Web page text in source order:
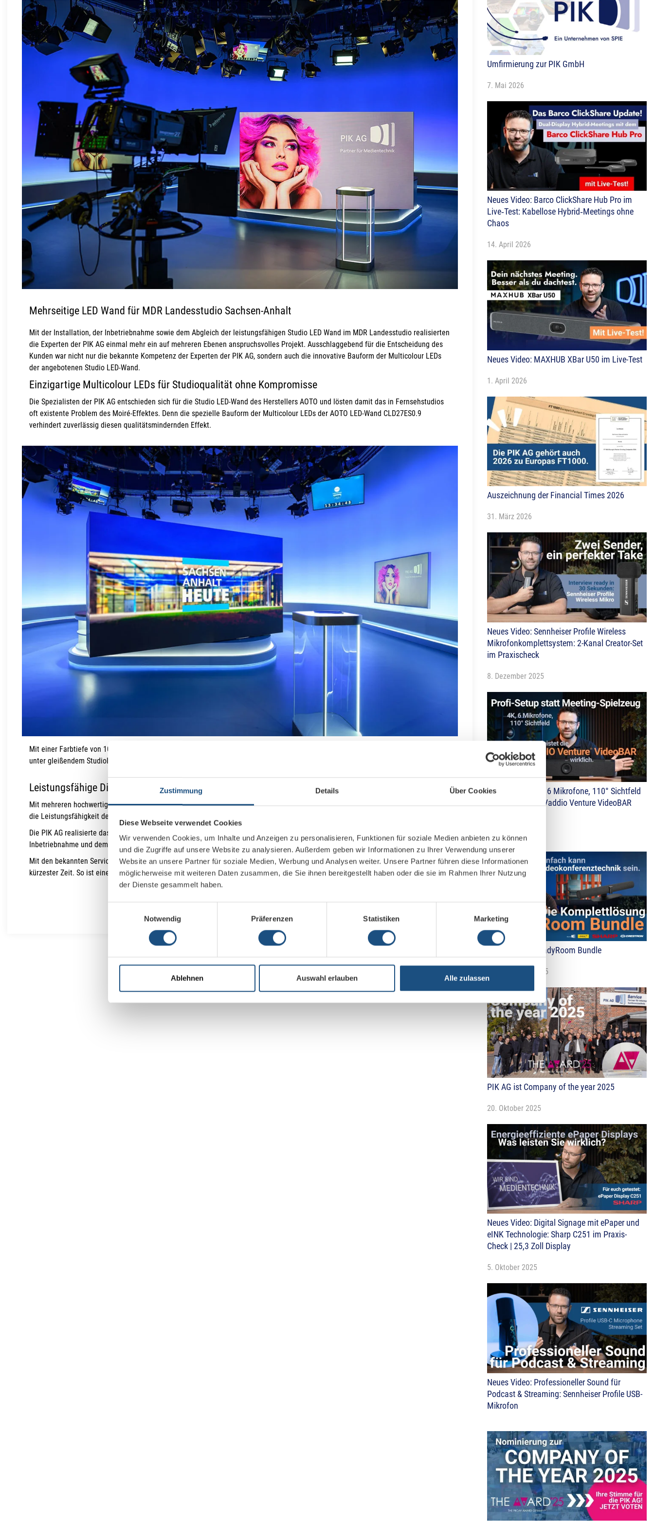
Zustimmung Details Über Cookies
Diese Webseite verwendet Cookies
Wir verwenden Cookies, um Inhalte und Anzeigen zu personalisieren, Funktionen für soziale Medien anbieten zu können
und die Zugriffe auf unsere Website zu analysieren. Außerdem geben wir Informationen zu Ihrer Verwendung unserer
Website an unsere Partner für soziale Medien, Werbung und Analysen weiter. Unsere Partner führen diese Informationen
möglicherweise mit weiteren Daten zusammen, die Sie ihnen bereitgestellt haben oder die sie im Rahmen Ihrer Nutzung
der Dienste gesammelt haben.
Notwendig
Präferenzen Statistiken Marketing
Ablehnen Auswahl erlauben Alle zulassen
All-in-One LED Wände
e-Paper Displays
Newline Interactive Displays
Samsung Displays
SMART Boards Displays
SONY Displays
21:9 Ultrawide Displays
Mehrseitige LED Wand für MDR Landesstudio Sachsen-Anhalt
Mit der Installation, der Inbetriebnahme sowie dem Abgleich der leistungsfähigen Studio LED Wand im MDR Landesstudio realisierten
die Experten der PIK AG einmal mehr ein auf mehreren Ebenen anspruchsvolles Projekt. Ausschlaggebend für die Entscheidung des
Kunden war nicht nur die bekannte Kompetenz der Experten der PIK AG, sondern auch die innovative Bauform der Multicolour LEDs
der angebotenen Studio LED-Wand.
Einzigartige Multicolour LEDs für Studioqualität ohne Kompromisse
Die Spezialisten der PIK AG entschieden sich für die Studio LED-Wand des Herstellers AOTO und lösten damit das in Fernsehstudios
oft existente Problem des Moiré-Effektes. Denn die spezielle Bauform der Multicolour LEDs der AOTO LED-Wand CLD27ES0.9
verhindert zuverlässig diesen qualitätsmindernden Effekt.
Mit einer Farbtiefe von 10Bit ist die LED-Wand nicht nur in der Lage, HDR-Bilder anzuzeigen, sondern präsentiert die Inhalte selbst
unter gleißendem Studiolicht kontrastreich und mit hoher Leuchtkraft.
Leistungsfähige Displays runden das Projekt ab
Mit mehreren hochwertigen 86″-Displays von NEC, die über HDSDI direkt aus der Regie angesteuert werden, rundeten die PIK-Experte
die Leistungsfähigkeit der bildgebenden Studioausstattung ab.
Die PIK AG realisierte das Projekt in vollem Umfang durch Eigenleistungen von der Beschaffung über die Installation bis zur
Inbetriebnahme und dem Abgleich.
Mit den bekannten Serviceleistungen lösen die Experten auch im laufenden Betrieb eventuell auftretende Probleme innerhalb
kürzester Zeit. So ist eine maximale Verfügbarkeit zuverlässig gewährleistet.
Umfirmierung zur PIK GmbH
7. Mai 2026
Neues Video: Barco ClickShare Hub Pro im
Live‑Test: Kabellose Hybrid‑Meetings ohne
Chaos
14. April 2026
Neues Video: MAXHUB XBar U50 im Live-Test
1. April 2026
Auszeichnung der Financial Times 2026
31. März 2026
Neues Video: Sennheiser Profile Wireless
Mikrofonkomplettsystem: 2-Kanal Creator-Set
im Praxischeck
8. Dezember 2025
Neues Video: 4K, 6 Mikrofone, 110° Sichtfeld
– das leistet die Vaddio Venture VideoBAR
1. Dezember 2025
Neues Video: ReadyRoom Bundle
27. November 2025
PIK AG ist Company of the year 2025
20. Oktober 2025
Neues Video: Digital Signage mit ePaper und
eINK Technologie: Sharp C251 im Praxis-
Check | 25,3 Zoll Display
5. Oktober 2025
Neues Video: Professioneller Sound für
Podcast & Streaming: Sennheiser Profile USB-
Mikrofon